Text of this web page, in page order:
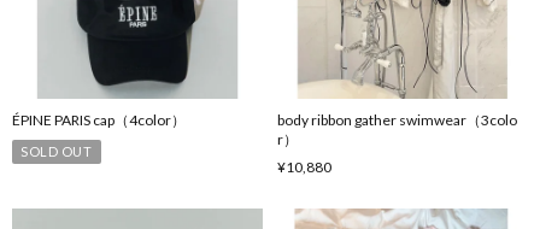
ÉPINE PARIS cap（4color）
SOLD OUT
body ribbon gather swimwear（3colo
r）
¥10,880